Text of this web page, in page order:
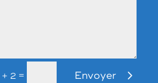
+ 2 = Envoyer